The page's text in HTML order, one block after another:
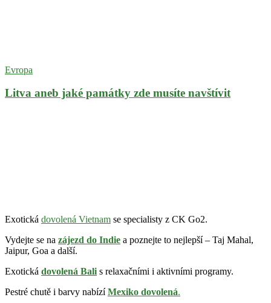
Evropa
Litva aneb jaké památky zde musíte navštívit
Exotická dovolená Vietnam se specialisty z CK Go2.
Vydejte se na zájezd do Indie a poznejte to nejlepší – Taj Mahal,
Jaipur, Goa a další.
Exotická dovolená Bali s relaxačními i aktivními programy.
Pestré chutě i barvy nabízíMexiko dovolená.